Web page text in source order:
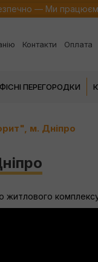
— Ми
Контакти Оплата
ПЕРЕГОРОДКИ
м. Дніпро
житлового